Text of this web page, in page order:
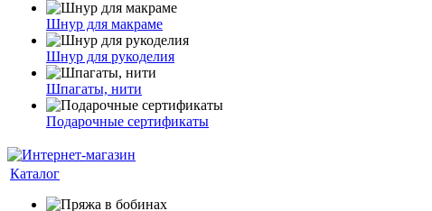
Шнур для макраме
Шнур для рукоделия
Шпагаты, нити
Подарочные сертификаты
Каталог